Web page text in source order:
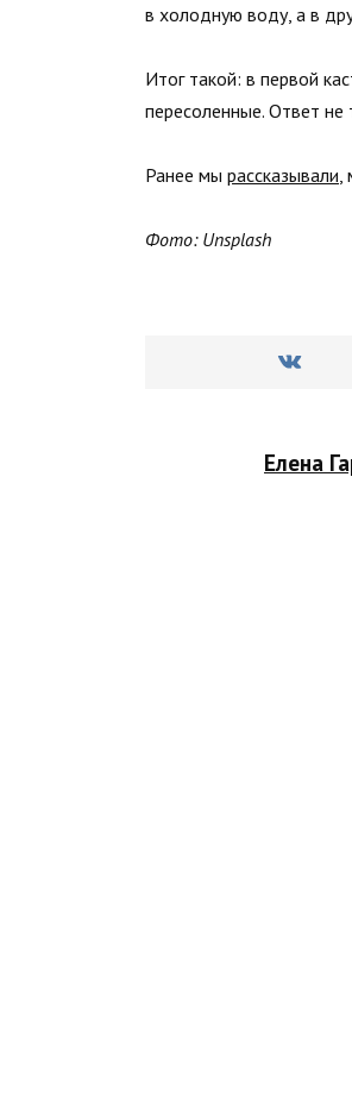
в холодную воду, а в
Итог такой: в первой
пересоленные. Ответ не
Ранее мы рассказывали
Фото: Unsplash
Елена